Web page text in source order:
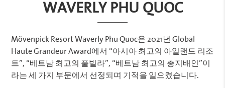
WAVERLY PHU QUOC
Mövenpick Resort Waverly Phu Quoc은 2021년 Global
Haute Grandeur Award에서 “아시아 최고의 아일랜드 리조
트”, “베트남 최고의 풀빌라”, “베트남 최고의 총지배인”이
라는 세 가지 부문에서 선정되며 기적을 일으켰습니다.